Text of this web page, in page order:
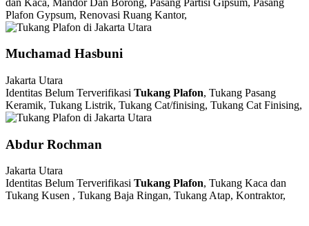
Plafon Gypsum, Renovasi Ruang Kantor,
Muchamad Hasbuni
Jakarta Utara
Identitas Belum Terverifikasi Tukang Plafon, Tukang Pasang
Keramik, Tukang Listrik, Tukang Cat/finising, Tukang Cat Finising,
Abdur Rochman
Jakarta Utara
Identitas Belum Terverifikasi Tukang Plafon, Tukang Kaca dan
Tukang Kusen , Tukang Baja Ringan, Tukang Atap, Kontraktor,